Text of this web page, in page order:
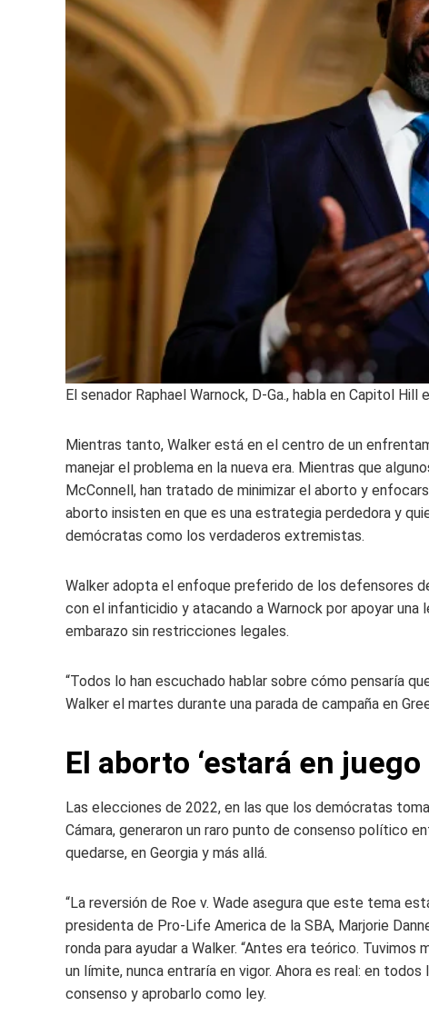
El senador Raphael Warnock, D-Ga., habla en Capitol Hill
Mientras tanto, Walker está en el centro de un
manejar el problema en la nueva era. Mientras que
McConnell, han tratado de minimizar el aborto y
aborto insisten en que es una estrategia perdedora y
demócratas como los verdaderos extremistas.
Walker adopta el enfoque preferido de los defensores
con el infanticidio y atacando a Warnock por apoyar
embarazo sin restricciones legales.
“Todos lo han escuchado hablar sobre cómo pensaría
Walker el martes durante una parada de campaña en
El aborto ‘estará en juego
Las elecciones de 2022, en las que los demócratas
Cámara, generaron un raro punto de consenso político
quedarse, en Georgia y más allá.
“La reversión de Roe v. Wade asegura que este tema
presidenta de Pro-Life America de la SBA, Marjorie
ronda para ayudar a Walker. “Antes era teórico.
un límite, nunca entraría en vigor. Ahora es real: en
consenso y aprobarlo como ley.